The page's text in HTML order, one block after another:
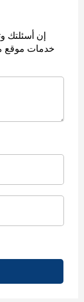
إن أسئلتك
خدمات موقع